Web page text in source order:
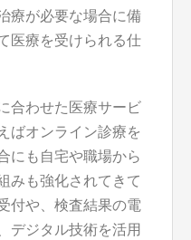
療が必要な場合に備
医療を受けられる仕
合わせた医療サービ
ばオンライン診療を
にも自宅や職場から
みも強化されてきて
付や、検査結果の電
デジタル技術を活用